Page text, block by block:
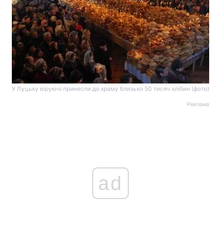
У Луцьку віруючі принесли до храму близько 50 тисяч хлібин (фото)
Реклама
ad